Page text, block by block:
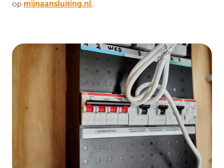
op mijnaansluiting.nl.